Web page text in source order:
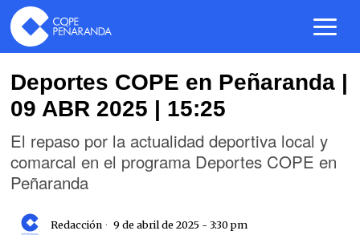
Deportes COPE en Peñaranda |
09 ABR 2025 | 15:25
El repaso por la actualidad deportiva local y
comarcal en el programa Deportes COPE en
Peñaranda
Redacción 9 de abril de 2025 - 3:30 pm